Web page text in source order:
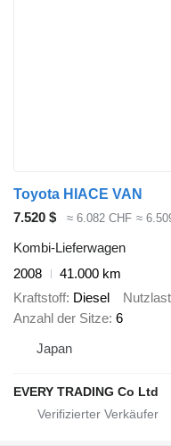
Toyota HIACE VAN
7.520 $
≈ 6.082 CHF ≈
Kombi-Lieferwagen
2008
41.000 km
Kraftstoff Diesel Nutzlast
Anzahl der Sitze 6
Japan
EVERY TRADING Co Ltd